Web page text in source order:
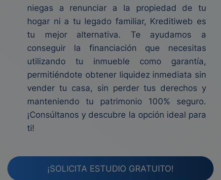
niegas a renunciar a la propiedad de tu
hogar ni a tu legado familiar, Kreditiweb es
tu mejor alternativa. Te ayudamos a
conseguir la financiación que necesitas
utilizando tu inmueble como garantía,
permitiéndote obtener liquidez inmediata sin
vender tu casa, sin perder tus derechos y
manteniendo tu patrimonio 100% seguro.
¡Consúltanos y descubre la opción ideal para
ti!
¡SOLICITA ESTUDIO GRATUITO!